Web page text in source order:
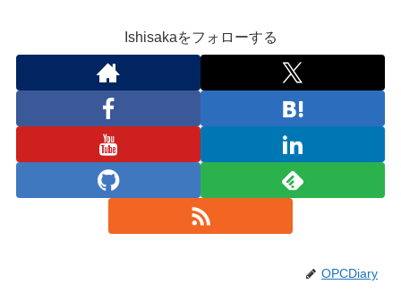
Ishisakaをフォローする
OPCDiary